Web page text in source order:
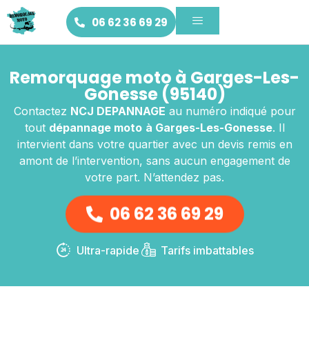
06 62 36 69 29
Remorquage moto à Garges-Les-
Gonesse (95140)
Contactez NCJ DEPANNAGE au numéro indiqué pour
tout dépannage moto à Garges-Les-Gonesse. Il
intervient dans votre quartier avec un devis remis en
amont de l’intervention, sans aucun engagement de
votre part. N’attendez pas.
06 62 36 69 29
Ultra-rapide Tarifs imbattables